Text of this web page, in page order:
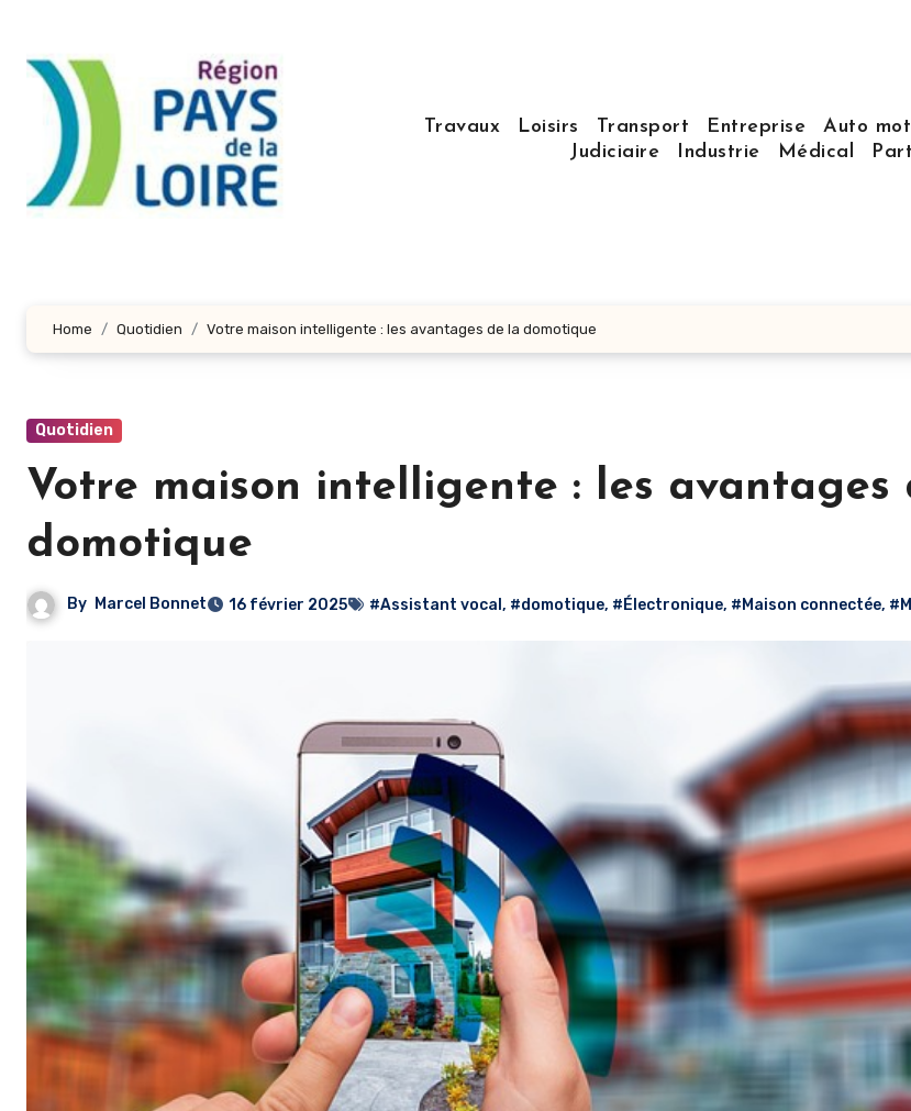
contenu
principal
Travaux
Loisirs Transport Entreprise Auto
Judiciaire
Industrie Médical
Home Quotidien Votre maison intelligente : les avantages de la domotique
Quotidien
Votre maison intelligente : les avantages
domotique
By Marcel Bonnet 16 février 2025 #Assistant vocal , #domotique, #Électronique, #Maison connectée,